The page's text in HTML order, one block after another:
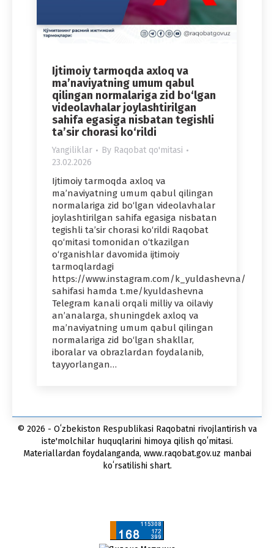
Ijtimoiy tarmoqda axloq va
ma’naviyatning umum qabul
qilingan normalariga zid bo‘lgan
videolavhalar joylashtirilgan
sahifa egasiga nisbatan tegishli
ta’sir chorasi ko‘rildi
Yangiliklar By Raqobat qo'mitasi
23.02.2026
Ijtimoiy tarmoqda axloq va
ma’naviyatning umum qabul qilingan
normalariga zid bo‘lgan videolavhalar
joylashtirilgan sahifa egasiga nisbatan
tegishli ta’sir chorasi ko‘rildi Raqobat
qo‘mitasi tomonidan o‘tkazilgan
o‘rganishlar davomida ijtimoiy
tarmoqlardagi
https://www.instagram.com/k_yuldashevna/
sahifasi hamda t.me/kyuldashevna
Telegram kanali orqali milliy va oilaviy
an’analarga, shuningdek axloq va
ma’naviyatning umum qabul qilingan
normalariga zid bo‘lgan shakllar,
iboralar va obrazlardan foydalanib,
tayyorlangan…
© 2026 - Oʻzbekiston Respublikasi Raqobatni rivojlantirish va
iste'molchilar huquqlarini himoya qilish qoʻmitasi.
Materiallardan foydalanganda, www.raqobat.gov.uz manbai
koʻrsatilishi shart.